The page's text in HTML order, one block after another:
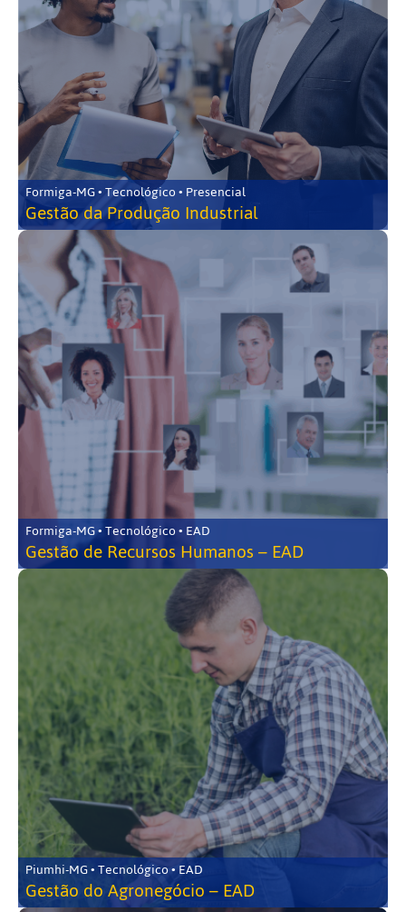
Formiga-MG • Tecnológico • Presencial
Gestão da Produção Industrial
Formiga-MG • Tecnológico • EAD
Gestão de Recursos Humanos – EAD
Piumhi-MG • Tecnológico • EAD
Gestão do Agronegócio – EAD